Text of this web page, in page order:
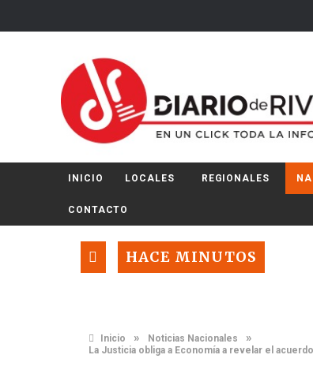
INICIO LOCALES REGIONALES
CONTACTO
HACE MINUTOS
Inicio » Noticias Nacionales »
La Justicia obliga a Economía a revelar el